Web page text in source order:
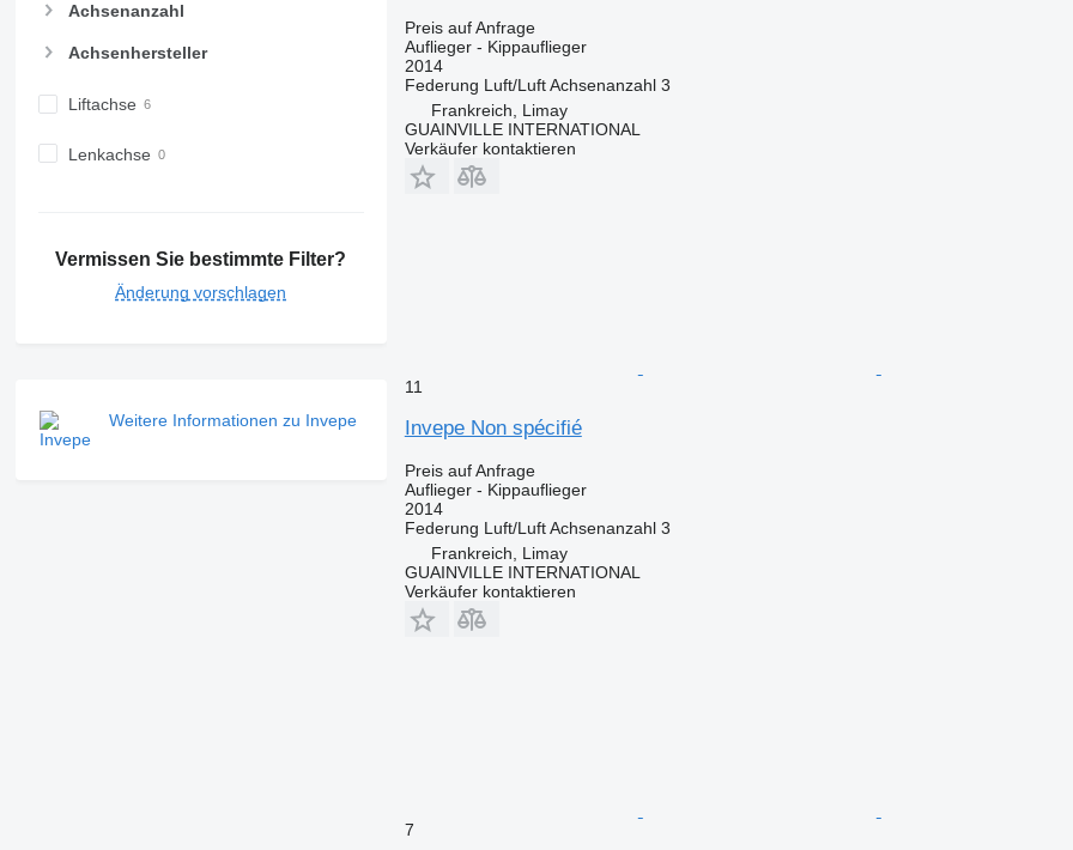
Achsenanzahl
Achsenhersteller
Liftachse
Lenkachse
Vermissen Sie bestimmte Filter?
Änderung vorschlagen
Weitere Informationen zu Invepe
Preis auf Anfrage
Auflieger - Kippauflieger
2014
Federung Luft/Luft Achsenanzahl 3
Frankreich, Limay
GUAINVILLE INTERNATIONAL
Verkäufer kontaktieren
11
Invepe Non spécifié
Preis auf Anfrage
Auflieger - Kippauflieger
2014
Federung Luft/Luft Achsenanzahl 3
Frankreich, Limay
GUAINVILLE INTERNATIONAL
Verkäufer kontaktieren
7